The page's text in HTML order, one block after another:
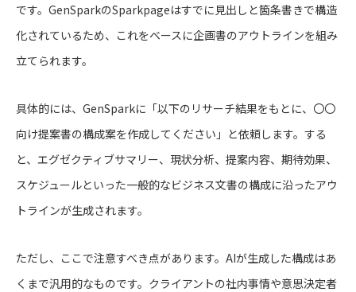
です。GenSparkのSparkpageはすでに見出しと箇条書きで構造
化されているため、これをベースに企画書のアウトラインを組み
立てられます。
具体的には、GenSparkに「以下のリサーチ結果をもとに、〇〇
向け提案書の構成案を作成してください」と依頼します。する
と、エグゼクティブサマリー、現状分析、提案内容、期待効果、
スケジュールといった一般的なビジネス文書の構成に沿ったアウ
トラインが生成されます。
ただし、ここで注意すべき点があります。AIが生成した構成はあ
くまで汎用的なものです。クライアントの社内事情や意思決定者